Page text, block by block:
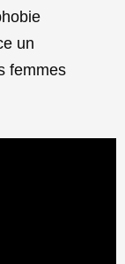
un
femmes